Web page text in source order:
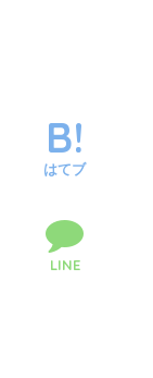
はてブ
LINE